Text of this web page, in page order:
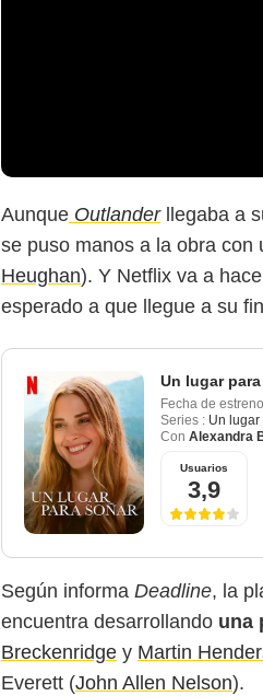
Aunque Outlander
llegaba a
se puso manos a la obra con
Heughan). Y Netflix va a
esperado a que llegue a su
Un lugar
Fecha de estreno
Series : Un
Con Alexandra
Usuarios
3,9
Según informa Deadline, la
encuentra desarrollando una
Breckenridge y Martin
Everett (John Allen Nelson).